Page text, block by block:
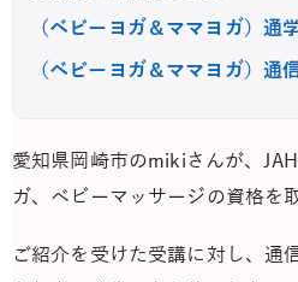
（ベビーヨガ＆ママヨガ）通
（ベビーヨガ＆ママヨガ）通
愛知県岡崎市のmikiさんが、
ガ、ベビーマッサージの資格を
ご紹介を受けた受講に対し、通